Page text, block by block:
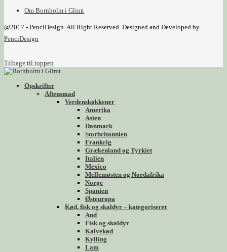
Om Bornholm i Glimt
@2017 - PenciDesign. All Right Reserved. Designed and Developed by
PenciDesign
Tilbage til toppen
Opskrifter
Aftensmad
Verdenskøkkener
Amerika
Asien
Danmark
Storbritannien
Frankrig
Grækenland og Tyrkiet
Italien
Mexico
Mellemøsten og Nordafrika
Norge
Spanien
Østeuropa
Kød, fisk og skaldyr – kategoriseret
And
Fisk og skaldyr
Kalvekød
Kylling
Lam